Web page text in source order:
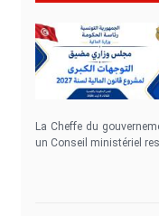
La Cheffe du
un Conseil ministériel